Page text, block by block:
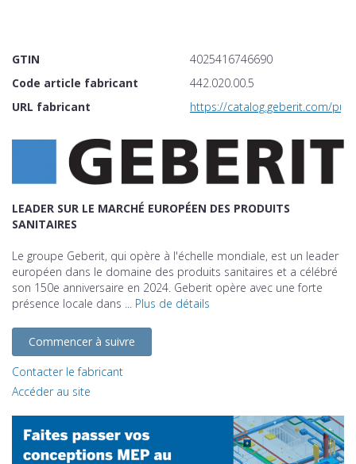
GTIN
4025416746690
Code article fabricant
442.020.00.5
URL fabricant
https://catalog.geberit.com/
LEADER SUR LE MARCHÉ EUROPÉEN DES PRODUITS
SANITAIRES
Le groupe Geberit, qui opère à l'échelle mondiale, est un leader
européen dans le domaine des produits sanitaires et a célébré
son 150e anniversaire en 2024. Geberit opère avec une forte
présence locale dans ... Plus de détails
Commencer à suivre
Contacter le fabricant
Accéder au site